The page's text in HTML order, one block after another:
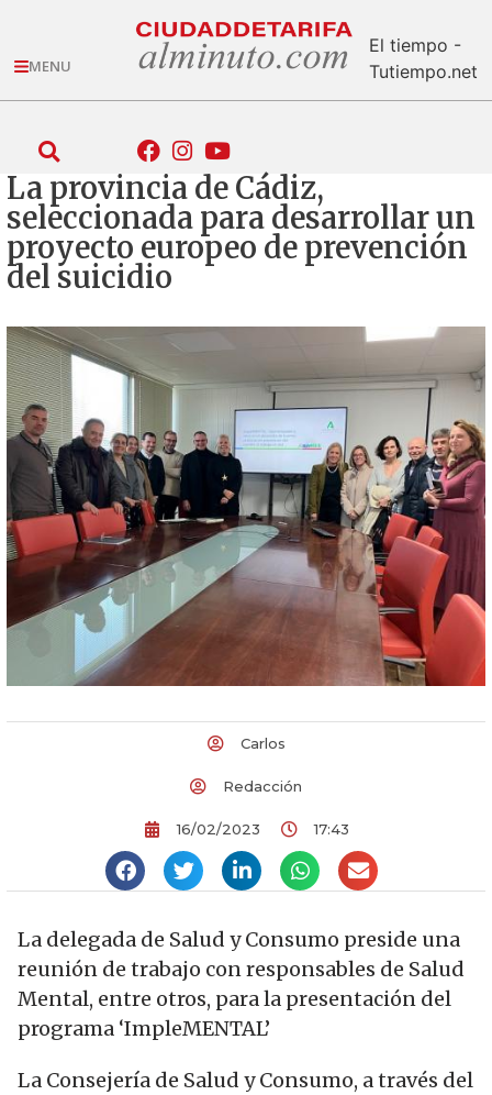
MENU
El tiempo -
Tutiempo.net
La provincia de Cádiz,
seleccionada para desarrollar un
proyecto europeo de prevención
del suicidio
Carlos
Redacción
16/02/2023 17:43
La delegada de Salud y Consumo preside una
reunión de trabajo con responsables de Salud
Mental, entre otros, para la presentación del
programa ‘ImpleMENTAL’
La Consejería de Salud y Consumo, a través del